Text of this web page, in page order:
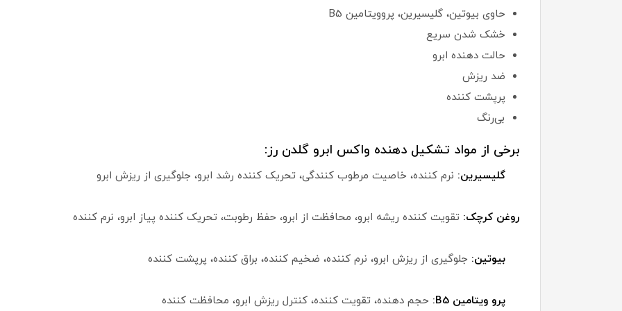
حاوی بیوتین، گلیسیرین، پروویتامین B5
خشک شدن سریع
حالت دهنده ابرو
ضد ریزش
پرپشت کننده
بی‌رنگ
برخی از مواد تشکیل دهنده واکس ابرو گلدن رز:
گلیسیرین: نرم کننده، خاصیت مرطوب کنندگی، تحریک کننده رشد ابرو، جلوگیری از ریزش ابرو
روغن کرچک: تقویت کننده ریشه ابرو، محافظت از ابرو، حفظ رطوبت، تحریک کننده پیاز ابرو، نرم کننده
بیوتین: جلوگیری از ریزش ابرو، نرم کننده، ضخیم کننده، براق کننده، پرپشت کننده
پرو ویتامین B5: حجم دهنده، تقویت کننده، کنترل ریزش ابرو، محافظت کننده